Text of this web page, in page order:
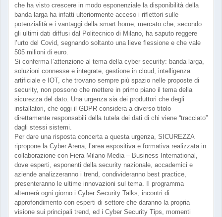
che ha visto crescere in modo esponenziale la disponibilità della
banda larga ha infatti ulteriormente acceso i riflettori sulle
potenzialità e i vantaggi della smart home, mercato che, secondo
gli ultimi dati diffusi dal Politecnico di Milano, ha saputo reggere
l’urto del Covid, segnando soltanto una lieve flessione e che vale
505 milioni di euro.
Si conferma l’attenzione al tema della cyber security: banda larga,
soluzioni connesse e integrate, gestione in cloud, intelligenza
artificiale e IOT, che trovano sempre più spazio nelle proposte di
security, non possono che mettere in primo piano il tema della
sicurezza del dato. Una urgenza sia dei produttori che degli
installatori, che oggi il GDPR considera a diverso titolo
direttamente responsabili della tutela dei dati di chi viene “tracciato”
dagli stessi sistemi.
Per dare una risposta concerta a questa urgenza, SICUREZZA
ripropone la Cyber Arena, l’area espositiva e formativa realizzata in
collaborazione con Fiera Milano Media – Business International,
dove esperti, esponenti della security nazionale, accademici e
aziende analizzeranno i trend, condivideranno best practice,
presenteranno le ultime innovazioni sul tema. Il programma
alternerà ogni giorno i Cyber Security Talks, incontri di
approfondimento con esperti di settore che daranno la propria
visione sui principali trend, ed i Cyber Security Tips, momenti